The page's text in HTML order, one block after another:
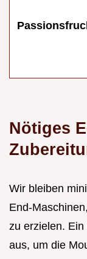
Nötiges
Wir bleiben
End-
zu erzielen.
aus, um die